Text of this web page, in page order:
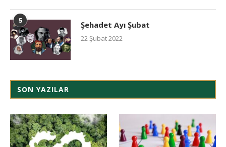
5 Şehadet Ayı Şubat
22 Şubat 2022
SON YAZILAR